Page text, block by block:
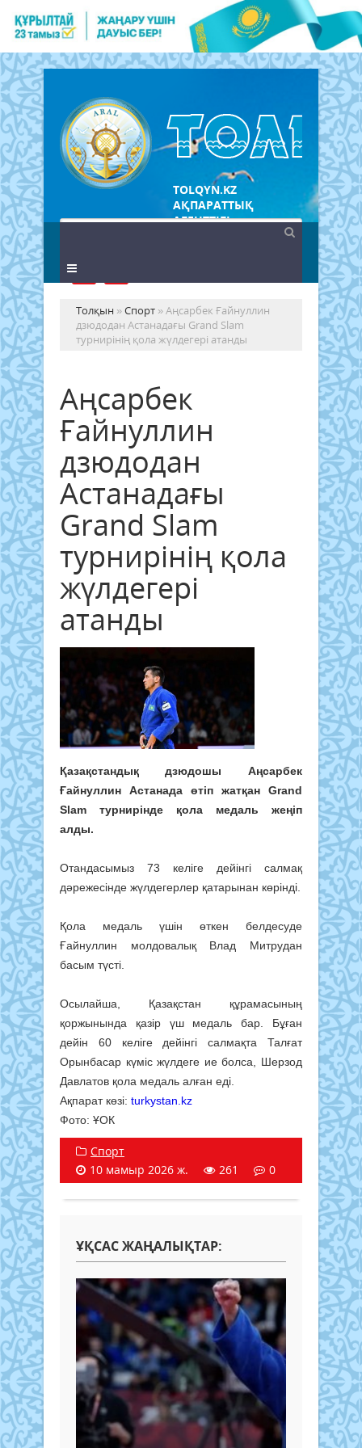
TOLQYN.KZ
АҚПАРАТТЫҚ
АГЕНТТІГІ
Толқын »Спорт » Аңсарбек Ғайнуллин
дзюдодан Астанадағы Grand Slam
турнирінің қола жүлдегері атанды
Аңсарбек
Ғайнуллин
дзюдодан
Астанадағы
Grand Slam
турнирінің қола
жүлдегері
атанды
Қазақстандық дзюдошы Аңсарбек
Ғайнуллин Астанада өтіп жатқан Grand
Slam турнирінде қола медаль жеңіп
алды.
Отандасымыз 73 келіге дейінгі салмақ
дәрежесінде жүлдегерлер қатарынан көрінді.
Қола медаль үшін өткен белдесуде
Ғайнуллин молдовалық Влад Митрудан
басым түсті.
Осылайша, Қазақстан құрамасының
қоржынында қазір үш медаль бар. Бұған
дейін 60 келіге дейінгі салмақта Талғат
Орынбасар күміс жүлдеге ие болса, Шерзод
Давлатов қола медаль алған еді.
Ақпарат көзі: turkystan.kz
Фото: ҰОК
Спорт
10 мамыр 2026 ж.
261 0
ҰҚСАС ЖАҢАЛЫҚТАР: